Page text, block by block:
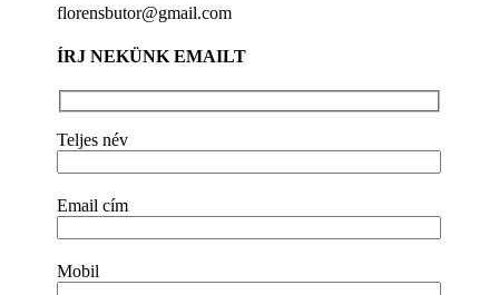
florensbutor@gmail.com
ÍRJ NEKÜNK EMAILT
Teljes név
Email cím
Mobil